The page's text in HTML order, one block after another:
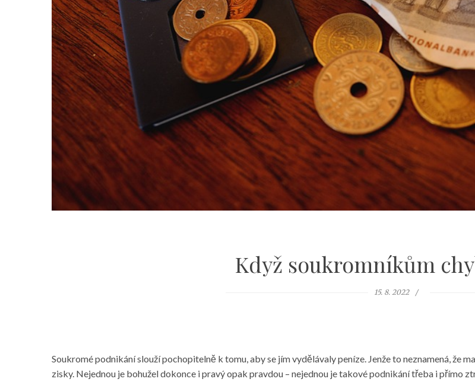
Když soukromníkům
15. 8. 2022
Soukromé podnikání slouží pochopitelně k tomu, aby se jím vydělávaly peníze. Jenže to neznamená, že
zisky. Nejednou je bohužel dokonce i pravý opak pravdou – nejednou je takové podnikání třeba i přímo